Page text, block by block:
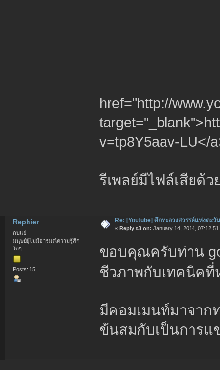
href="http://
v=tp8Y5aav-LU</
รีเพลย์มีไฟล์เสียด้ว
Rephier
กบแย่
มนุษย์ผู้ไม่มีอารมณ์ความรู้สึก
ใดๆ
Posts: 15
Re: [Youtube] ศึกทะลวงสวรรค์แห่งตะ
« Reply #3 on: January 14, 2014, 07:12:51
ขอบคุณครับท่าน
ชีวภาพกับเทคนิคที่
มีคอมเมนท์มาจาก
ข้นสมกับเป็นการแ